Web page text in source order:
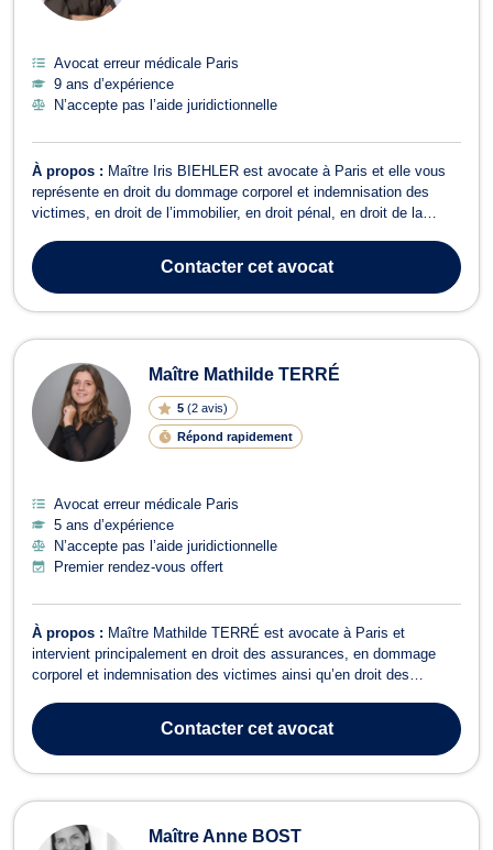
Avocat erreur médicale Paris
9 ans d’expérience
N’accepte pas l’aide juridictionnelle
À propos : Maître Iris BIEHLER est avocate à Paris et elle vous
représente en droit du dommage corporel et indemnisation des
victimes, en droit de l’immobilier, en droit pénal, en droit de la
Concernant le droit du dommage corporel et indemnisation des
victimes, Maître Iris BI...Contactercet avocat
Maître Mathilde TERRÉ
5 (2 avis)
Répond rapidement
Avocat erreur médicale Paris
5 ans d’expérience
N’accepte pas l’aide juridictionnelle
Premier rendez-vous offert
À propos : Maître Mathilde TERRÉ est avocate à Paris et
intervient principalement en droit des assurances, en dommage
corporel et indemnisation des victimes ainsi qu’en droit des
particuliers ou des professionnels confrontés à un litige avec un
assureur, une banque, u...Contactercet avocat
Maître Anne BOST